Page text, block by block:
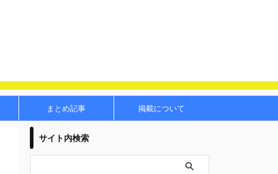
まとめ記事 掲載について
サイト内検索